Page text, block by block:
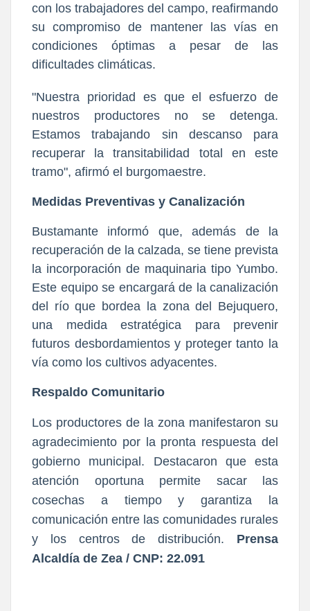
con los trabajadores del campo, reafirmando
su compromiso de mantener las vías en
condiciones óptimas a pesar de las
dificultades climáticas.
"Nuestra prioridad es que el esfuerzo de
nuestros productores no se detenga.
Estamos trabajando sin descanso para
recuperar la transitabilidad total en este
tramo", afirmó el burgomaestre.
Medidas Preventivas y Canalización
Bustamante informó que, además de la
recuperación de la calzada, se tiene prevista
la incorporación de maquinaria tipo Yumbo.
Este equipo se encargará de la canalización
del río que bordea la zona del Bejuquero,
una medida estratégica para prevenir
futuros desbordamientos y proteger tanto la
vía como los cultivos adyacentes.
Respaldo Comunitario
Los productores de la zona manifestaron su
agradecimiento por la pronta respuesta del
gobierno municipal. Destacaron que esta
atención oportuna permite sacar las
cosechas a tiempo y garantiza la
comunicación entre las comunidades rurales
y los centros de distribución. Prensa
Alcaldía de Zea / CNP: 22.091